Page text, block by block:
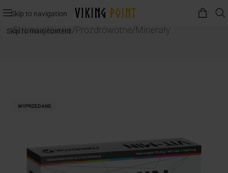
Skip to navigation
Skip to main content
Strona główna/Prozdrowotne/Minerały
WYPRZEDANE